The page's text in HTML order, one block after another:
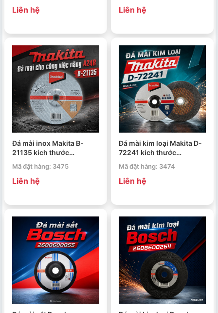
Liên hệ Liên hệ
Đá mài inox Makita B-
21135 kích thước
Mã đặt hàng: 3475
Liên hệ
Đá mài kim loại Makita D-
72241 kích thước
Mã đặt hàng: 3474
Liên hệ